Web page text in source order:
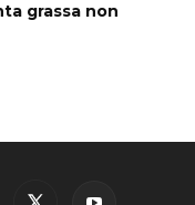
grassa non